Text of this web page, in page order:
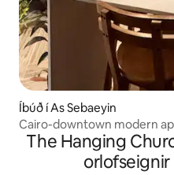
Íbúð í As Sebaeyin
Cairo-downtown modern
The Hanging